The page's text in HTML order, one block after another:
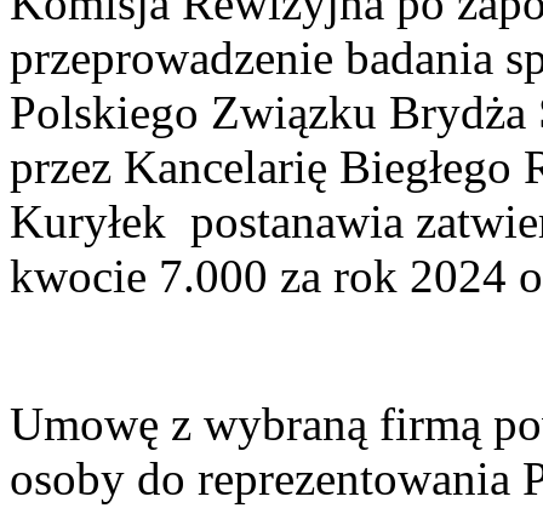
przeprowadzenie badania
Polskiego Związku Brydża
przez Kancelarię
Kuryłek postanawia
kwocie 7.000 za rok 2024
Umowę z wybraną firmą
osoby do